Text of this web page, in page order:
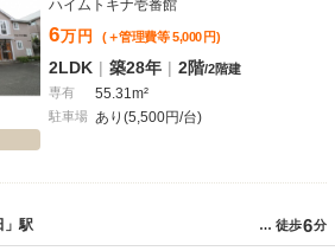
ハイムトキナ壱番館
6万 円 (＋管理費等 5,000 円)
2LDK | 築28年 | 2階/2階建
専有
55.31m²
駐車場 あり(5,500円/台)
… 徒歩6分
」駅